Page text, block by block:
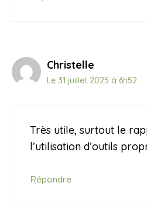
Christelle
Le 31 juillet 2025 à 6h52
Très utile, surtout le
l’utilisation d’outils
Répondre